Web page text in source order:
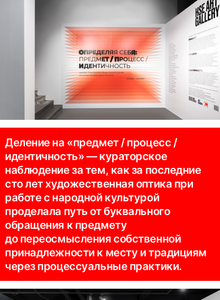
Деление на «предмет / процесс /
идентичность» — кураторское
наблюдение за тем, как за последние
сто лет художественная оптика при
работе с народной культурой
проделала путь от буквального
обращения к предмету
до переосмысления собственной
принадлежности к месту и традициям
через процессуальные практики.